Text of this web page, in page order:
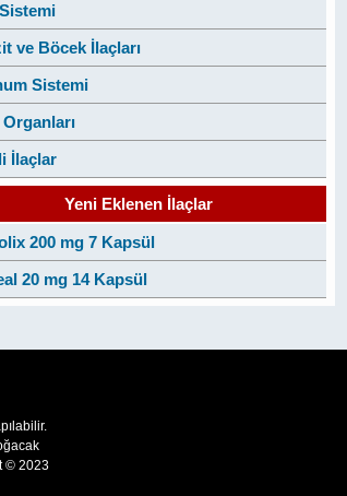
ve Böcek İlaçları
Sistemi
İlaçlar
Yeni Eklenen İlaçlar
200 mg 7 Kapsül
20 mg 14 Kapsül
© 2023